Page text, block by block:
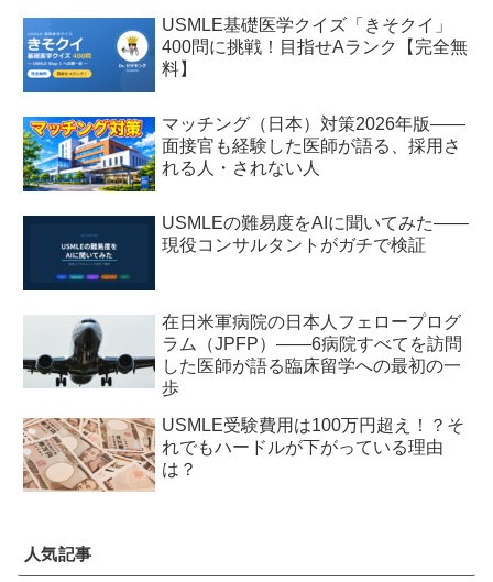
USMLE基礎医学クイズ「きそクイ」
400問に挑戦！目指せAランク【完全無
料】
マッチング（日本）対策2026年版——
面接官も経験した医師が語る、採用さ
れる人・されない人
USMLEの難易度をAIに聞いてみた——
現役コンサルタントがガチで検証
在日米軍病院の日本人フェロープログ
ラム（JPFP）——6病院すべてを訪問
した医師が語る臨床留学への最初の一
歩
USMLE受験費用は100万円超え！？そ
れでもハードルが下がっている理由
は？
人気記事